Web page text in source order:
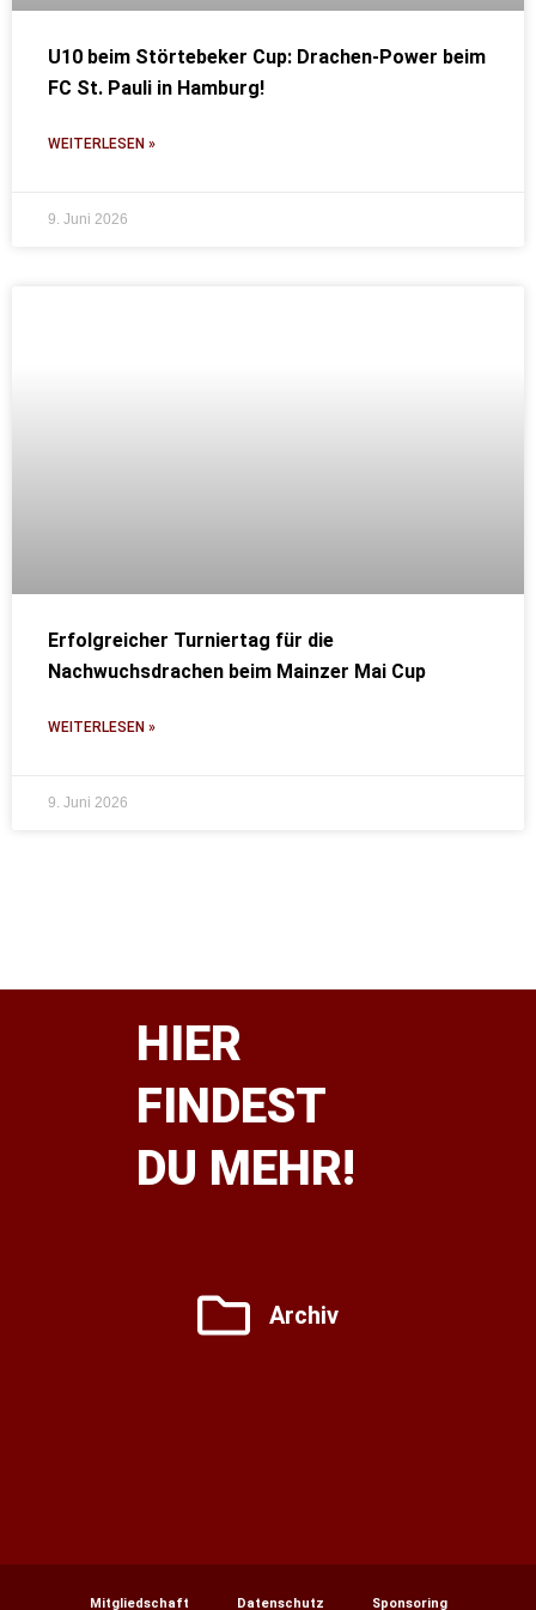
U10 beim Störtebeker Cup: Drachen-Power beim
FC St. Pauli in Hamburg!
WEITERLESEN »
9. Juni 2026
Erfolgreicher Turniertag für die
Nachwuchsdrachen beim Mainzer Mai Cup
WEITERLESEN »
9. Juni 2026
HIER
FINDEST
DU MEHR!
Archiv
Mitgliedschaft Datenschutz Sponsoring